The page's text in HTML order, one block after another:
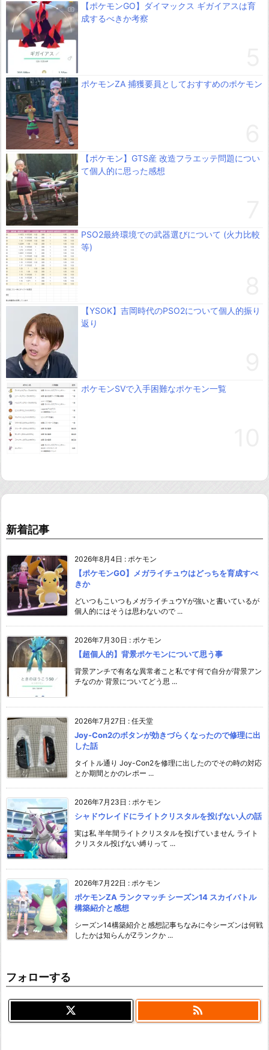
【ポケモンGO】ダイマックス ギガイアスは育
成するべきか考察
ポケモンZA 捕獲要員としておすすめのポケモン
【ポケモン】GTS産 改造フラエッテ問題につい
て個人的に思った感想
PSO2最終環境での武器選びについて (火力比較
等)
【YSOK】吉岡時代のPSO2について個人的振り
返り
ポケモンSVで入手困難なポケモン一覧
新着記事
2026年8月4日 : ポケモン
【ポケモンGO】メガライチュウはどっちを育成すべ
きか
どいつもこいつもメガライチュウYが強いと書いているが
個人的にはそうは思わないので ...
2026年7月30日 : ポケモン
【超個人的】背景ポケモンについて思う事
背景アンチで有名な異常者こと私です何で自分が背景アン
チなのか 背景についてどう思 ...
2026年7月27日 : 任天堂
Joy-Con2のボタンが効きづらくなったので修理に出
した話
タイトル通り Joy-Con2を修理に出したのでその時の対応
とか期間とかのレポー ...
2026年7月23日 : ポケモン
シャドウレイドにライトクリスタルを投げない人の話
実は私 半年間ライトクリスタルを投げていません ライト
クリスタル投げない縛りって ...
2026年7月22日 : ポケモン
ポケモンZA ランクマッチ シーズン14 スカイバトル
構築紹介と感想
シーズン14構築紹介と感想記事ちなみに今シーズンは何戦
したかは知らんがZランクか ...
フォローする
